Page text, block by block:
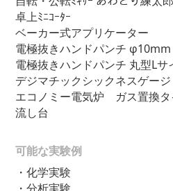
卓上ﾐﾆｺｰﾀｰ
ベーカー式アプリケーター
電極抜きハンドパンチ φ10mm
電極抜きハンドパンチ 丸型L
デジマチックシックネスゲージ
エコノミー電気炉 ガス置換
流し台
可能な実験例
・化学実験